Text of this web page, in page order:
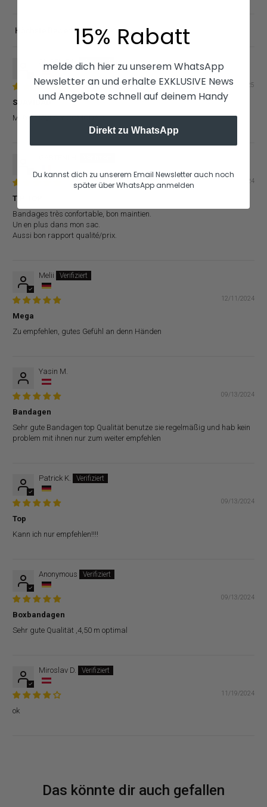
Sort by
ANGEL C.L.
01/31/2025
SUAVIDAD
MUY SUAVES Y COMODAS
12/18/2024
TIP TOP
Bandages très confortable, bon maintien.
Un en plus dans mon sac.
Aussi bon rapport qualité/prix.
Melii
12/11/2024
Mega
Zu empfehlen, gutes Gefühl an denn Händen
Yasin M.
09/13/2024
Bandagen
Sehr gute Bandagen top Qualität benutze sie regelmäßig und hab kein
problem mit ihnen nur zum weiter empfehlen
Patrick K.
09/13/2024
Top
Kann ich nur empfehlen!!!!
Anonymous
09/13/2024
Boxbandagen
Sehr gute Qualität ,4,50 m optimal
Miroslav D.
11/19/2024
ok
Das könnte dir auch gefallen
15% Rabatt
melde dich hier zu unserem WhatsApp
Newsletter an und erhalte EXKLUSIVE News
und Angebote schnell auf deinem Handy
Direkt zu WhatsApp
Du kannst dich zu unserem Email Newsletter auch noch
später über WhatsApp anmelden